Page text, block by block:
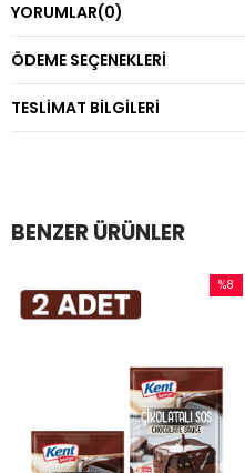
YORUMLAR(0)
ÖDEME SEÇENEKLERI
TESLIMAT BILGILERI
BENZER ÜRÜNLER
%8